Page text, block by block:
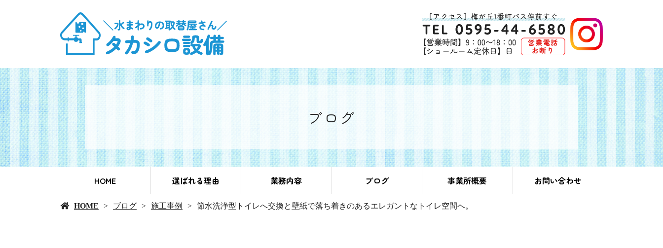
ブログ
HOME 選ばれる理由 業務内容 ブログ 事業所概要 お問い合わせ
HOME ブログ 施工事例 節水洗浄型トイレへ交換と壁紙で落ち着きのあるエレガントなトイレ空間へ。